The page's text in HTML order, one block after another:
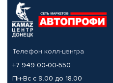
Телефон колл-центра
+7 949 00-00-550
Пн-Вс с 9.00 до 18.00